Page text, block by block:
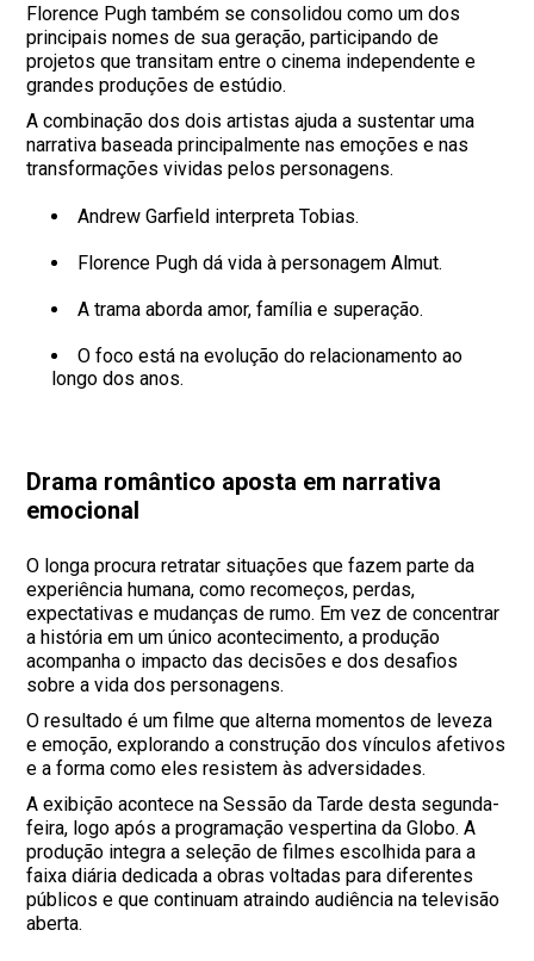
Florence Pugh também se consolidou como um dos
principais nomes de sua geração, participando de
projetos que transitam entre o cinema independente e
grandes produções de estúdio.
A combinação dos dois artistas ajuda a sustentar uma
narrativa baseada principalmente nas emoções e nas
transformações vividas pelos personagens.
Andrew Garfield interpreta Tobias.
Florence Pugh dá vida à personagem Almut.
A trama aborda amor, família e superação.
O foco está na evolução do relacionamento ao
longo dos anos.
Drama romântico aposta em narrativa
emocional
O longa procura retratar situações que fazem parte da
experiência humana, como recomeços, perdas,
expectativas e mudanças de rumo. Em vez de concentrar
a história em um único acontecimento, a produção
acompanha o impacto das decisões e dos desafios
sobre a vida dos personagens.
O resultado é um filme que alterna momentos de leveza
e emoção, explorando a construção dos vínculos afetivos
e a forma como eles resistem às adversidades.
A exibição acontece na Sessão da Tarde desta segunda-
feira, logo após a programação vespertina da Globo. A
produção integra a seleção de filmes escolhida para a
faixa diária dedicada a obras voltadas para diferentes
públicos e que continuam atraindo audiência na televisão
aberta.